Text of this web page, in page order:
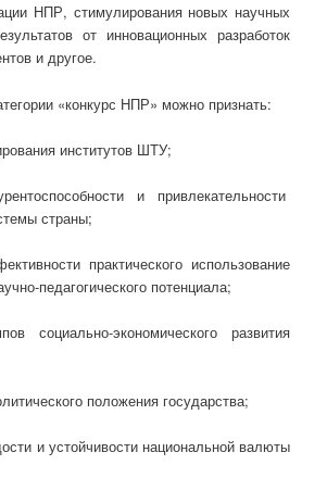
НПР, стимулирования новых научных
от инновационных разработок
и другое.
«конкурс НПР» можно признать:
институтов ШТУ;
и привлекательности
страны;
практического использование
педагогического потенциала;
социально-экономического развития
положения государства;
и устойчивости национальной валюты